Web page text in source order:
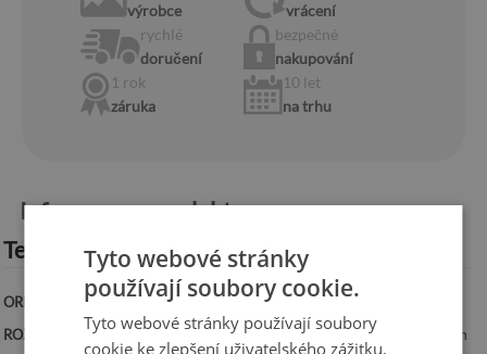
výrobce
vrácení
rychlé
doručení
bezpečné
nakupování
1 rok
záruka
10 let
na trhu
Informace o produktu:
Technická specifikace:
ORIENTACE:Vodorovná
ROZMĚRY:
100x50 cm, 125x50 cm, 100x70 cm, 120x60 cm, 140x70 cm
Tyto webové stránky
používají soubory cookie.
Tyto webové stránky používají soubory
cookie ke zlepšení uživatelského zážitku.